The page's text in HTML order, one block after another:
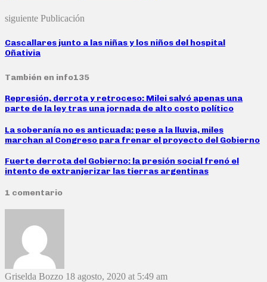
siguiente Publicación
Cascallares junto a las niñas y los niños del hospital
Oñativia
También en info135
Represión, derrota y retroceso: Milei salvó apenas una
parte de la ley tras una jornada de alto costo político
La soberanía no es anticuada: pese a la lluvia, miles
marchan al Congreso para frenar el proyecto del Gobierno
Fuerte derrota del Gobierno: la presión social frenó el
intento de extranjerizar las tierras argentinas
1 comentario
Griselda Bozzo 18 agosto, 2020 at 5:49 am